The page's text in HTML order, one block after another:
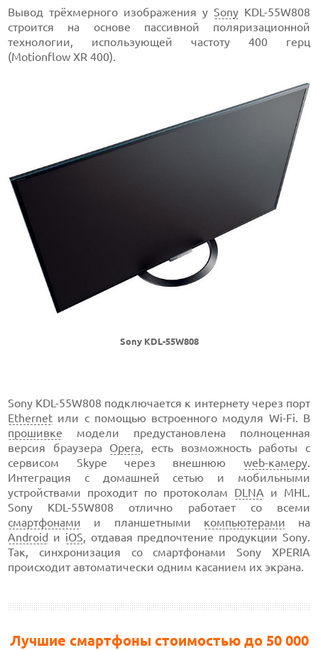
Вывод трёхмерного изображения у SonyKDL-55W808
строится на основе пассивной поляризационной
технологии, использующей частоту 400 герц
(Motionflow XR 400).
Sony KDL-55W808
Sony KDL-55W808 подключается к интернету через порт
Ethernet или с помощью встроенного модуля Wi-Fi. В
прошивке модели предустановлена полноценная
версия браузера Opera, есть возможность работы с
сервисом Skype через внешнюю web-камеру.
Интеграция с домашней сетью и мобильными
устройствами проходит по протоколам DLNA и MHL.
Sony KDL-55W808 отлично работает со всеми
смартфонами и планшетными компьютерами на
Android и iOS, отдавая предпочтение продукции Sony.
Так, синхронизация со смартфонами Sony XPERIA
происходит автоматически одним касанием их экрана.
Лучшие смартфоны стоимостью до 50 000